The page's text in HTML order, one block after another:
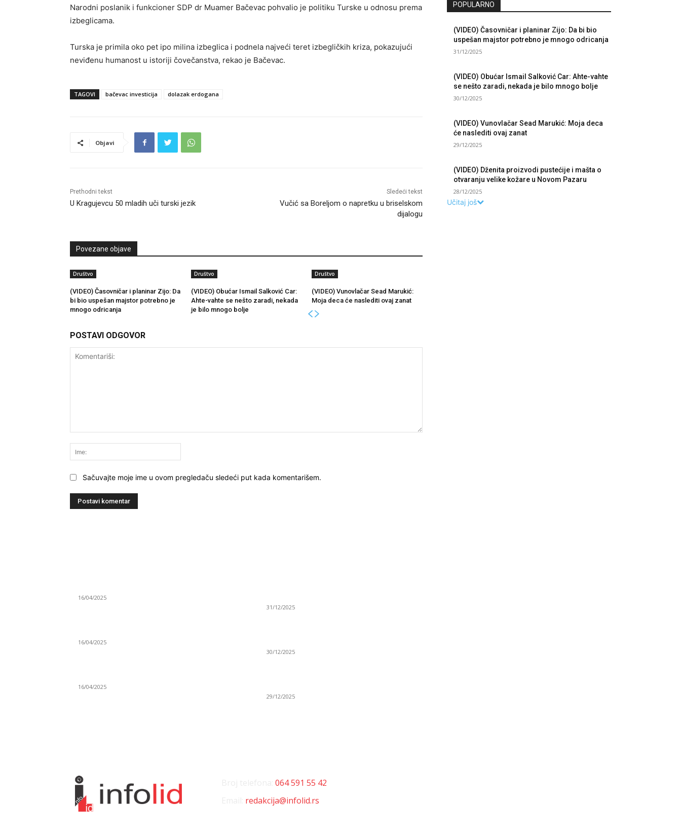
Narodni poslanik i funkcioner SDP dr Muamer Bačevac pohvalio je politiku Turske u odnosu prema
izbeglicama.
Turska je primila oko pet ipo milina izbeglica i podnela najveći teret izbegličkih kriza, pokazujući
neviđenu humanost u istoriji čovečanstva, rekao je Bačevac.
TAGOVI bačevac investicija dolazak erdogana
Objavi
Prethodni tekst
U Kragujevcu 50 mladih uči turski jezik
Sledeći tekst
Vučić sa Boreljom o napretku u briselskom
dijalogu
Povezane objave
Društvo
(VIDEO) Časovničar i planinar Zijo: Da
bi bio uspešan majstor potrebno je
mnogo odricanja
Društvo
(VIDEO) Obućar Ismail Salković Car:
Ahte-vahte se nešto zaradi, nekada
je bilo mnogo bolje
Društvo
(VIDEO) Vunovlačar Sead Marukić:
Moja deca će naslediti ovaj zanat
POSTAVI ODGOVOR
Sačuvajte moje ime u ovom pregledaču sledeći put kada komentarišem.
POPULARNO
(VIDEO) Časovničar i planinar Zijo: Da bi bio
uspešan majstor potrebno je mnogo odricanja
31/12/2025
(VIDEO) Obućar Ismail Salković Car: Ahte-vahte
se nešto zaradi, nekada je bilo mnogo bolje
30/12/2025
(VIDEO) Vunovlačar Sead Marukić: Moja deca
će naslediti ovaj zanat
29/12/2025
(VIDEO) Dženita proizvodi pustećije i mašta o
otvaranju velike kožare u Novom Pazaru
28/12/2025
Učitaj još
16/04/2025
16/04/2025
16/04/2025
31/12/2025
30/12/2025
29/12/2025
064 591 55 42
redakcija@infolid.rs